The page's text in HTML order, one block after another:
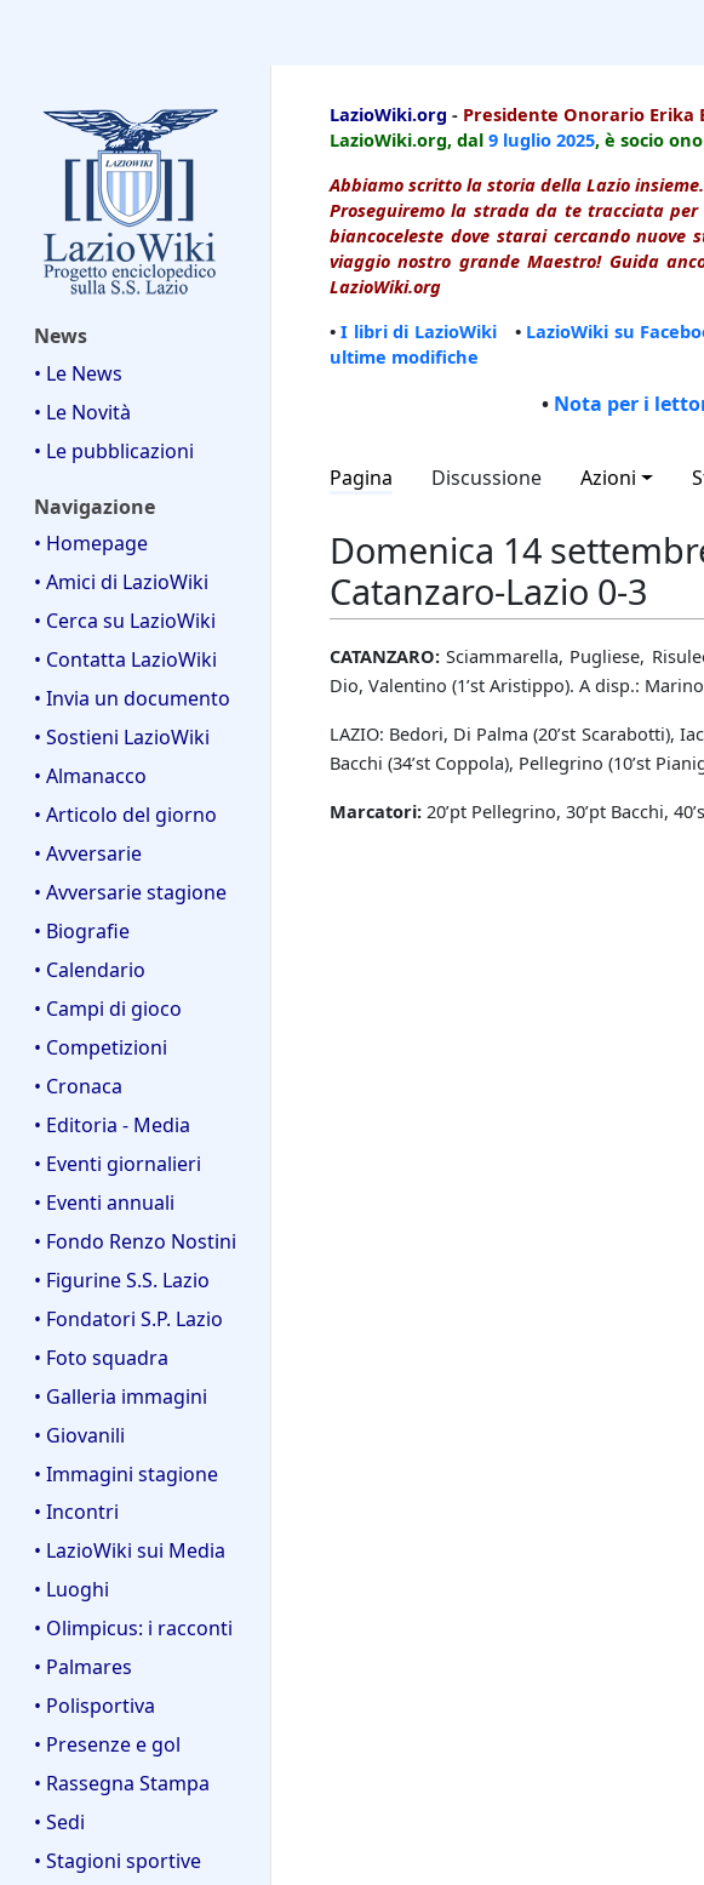
News
• Le News
• Le Novità
• Le pubblicazioni
Navigazione
• Homepage
• Amici di LazioWiki
• Cerca su LazioWiki
• Contatta LazioWiki
• Invia un documento
• Sostieni LazioWiki
• Almanacco
• Articolo del giorno
• Avversarie
• Avversarie stagione
• Biografie
• Calendario
• Campi di gioco
• Competizioni
• Cronaca
• Editoria - Media
• Eventi giornalieri
• Eventi annuali
• Fondo Renzo Nostini
• Figurine S.S. Lazio
• Fondatori S.P. Lazio
• Foto squadra
• Galleria immagini
• Giovanili
• Immagini stagione
• Incontri
• LazioWiki sui Media
• Luoghi
• Olimpicus: i racconti
• Palmares
• Polisportiva
• Presenze e gol
• Rassegna Stampa
• Sedi
• Stagioni sportive
LazioWiki.org - Presidente Onorario Erika
LazioWiki.org, dal 9 luglio 2025, è socio
Abbiamo scritto la storia della Lazio
Proseguiremo la strada da te tracciata
biancoceleste dove starai cercando
viaggio nostro grande Maestro! Guida
LazioWiki.org
•I libri di LazioWiki• LazioWiki su
ultime modifiche
• Nota per i
Pagina Discussione Azioni
Domenica 14
Catanzaro-Lazio 0-3
CATANZARO: Sciammarella, Pugliese,
Dio, Valentino (1’st Aristippo). A disp.:
LAZIO: Bedori, Di Palma (20’st Scarabotti),
Bacchi (34’st Coppola), Pellegrino (10’st
Marcatori: 20’pt Pellegrino, 30’pt Bacchi,